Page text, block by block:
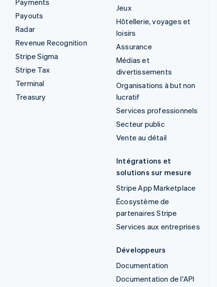
Payments
Payouts
Radar
Revenue Recognition
Stripe Sigma
Stripe Tax
Terminal
Treasury
Jeux
Hôtellerie, voyages et
loisirs
Assurance
Médias et
divertissements
Organisations à but non
lucratif
Services professionnels
Secteur public
Vente au détail
Intégrations et
solutions sur mesure
Stripe App Marketplace
Écosystème de
partenaires Stripe
Services aux entreprises
Développeurs
Documentation
Documentation de l'API